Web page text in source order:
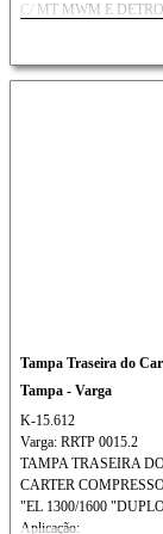
C/ MT MWM E
Tampa Traseira do
Tampa - Varga
K-15.612
Varga: RRTP 0015.2
TAMPA TRASEIRA
CARTER
"EL 1300/1600
Aplicação: